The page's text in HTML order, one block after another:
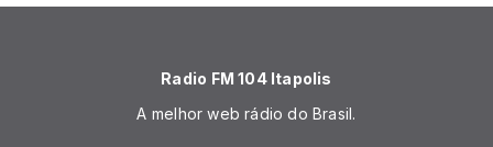
Radio FM 104 Itapolis
A melhor web rádio do Brasil.